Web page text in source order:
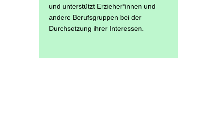
und unterstützt Erzieher*innen und
andere Berufsgruppen bei der
Durchsetzung ihrer Interessen.